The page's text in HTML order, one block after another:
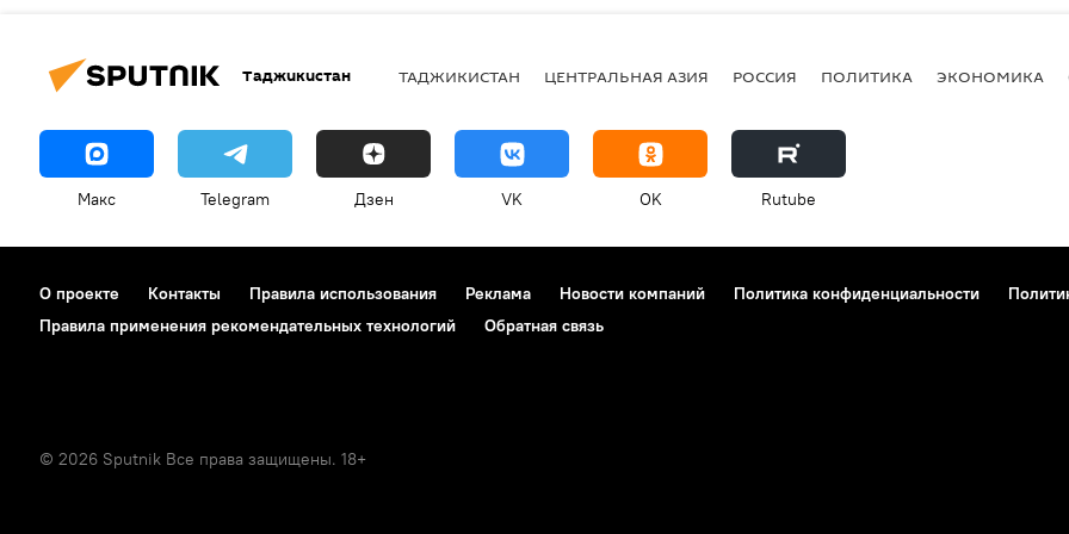
Таджикистан ТАДЖИКИСТАН ЦЕНТРАЛЬНАЯ АЗИЯ РОССИЯ ПОЛИТИКА ЭКОНОМИКА
Макс Telegram Дзен VK OK Rutube
О проекте Контакты Правила использования Реклама Новости компаний Политика конфиденциальности
Правила применения рекомендательных технологий
Обратная связь
© 2026 Sputnik Все права защищены. 18+